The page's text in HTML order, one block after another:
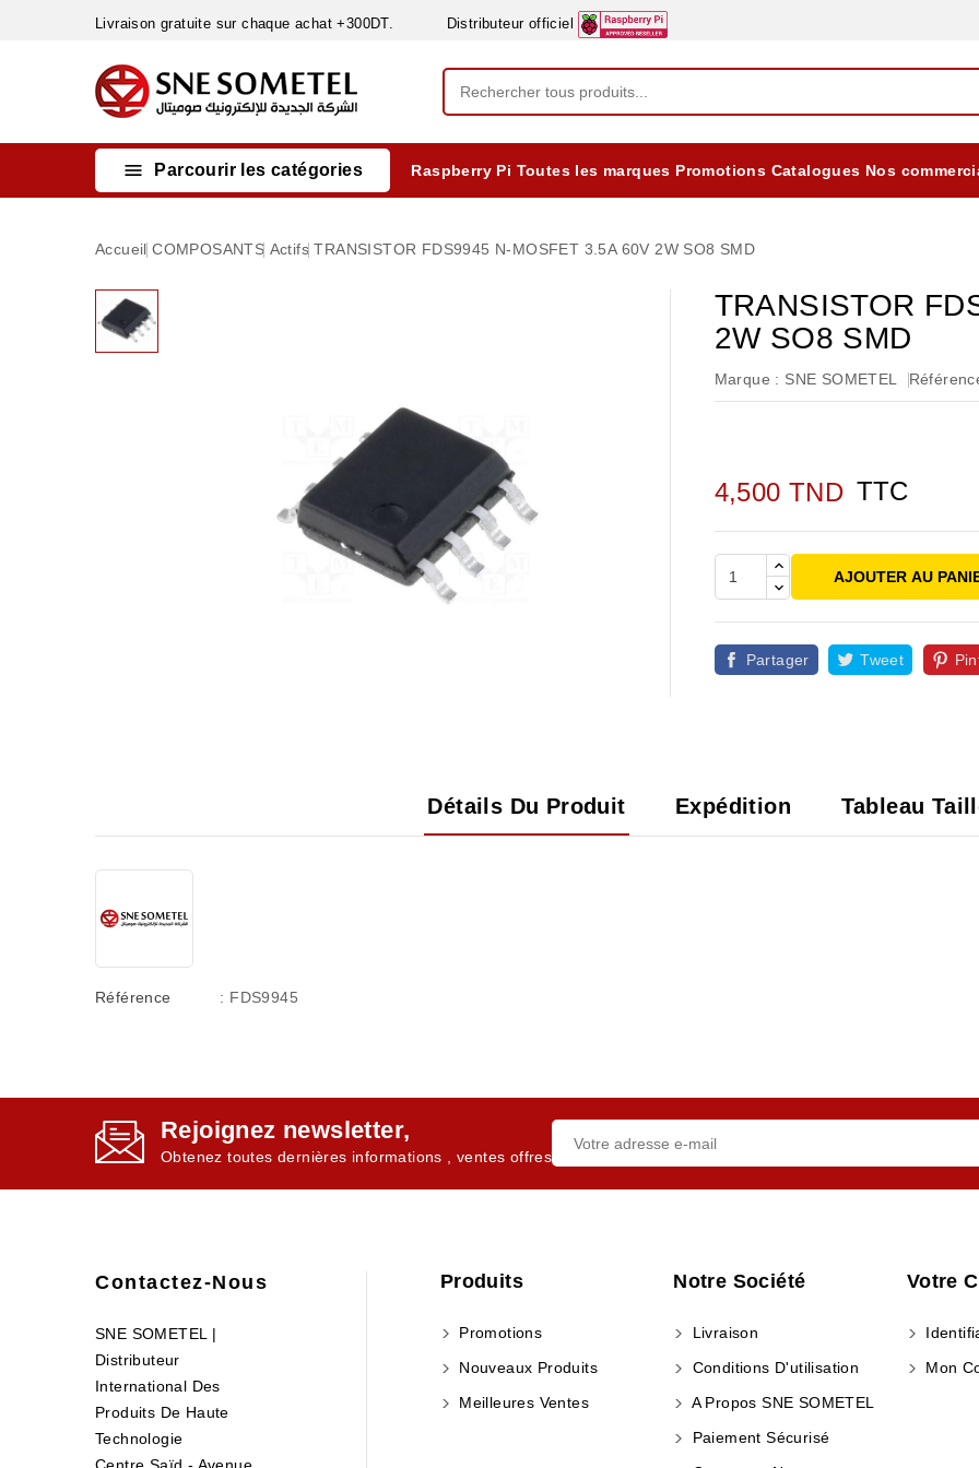
Livraison gratuite sur chaque achat +300DT. Distributeur officiel
 Parcourir les catégories Raspberry Pi Toutes les marques Promotions Catalogues Nos
Accueil COMPOSANTS Actifs TRANSISTOR FDS9945 N-MOSFET 3.5A 60V 2W SO8 SMD
TRANSISTOR
2W SO8 SMD
Marque : SNE SOMETEL
4,500 TND TTC
AJOUTER AU
Partager Tweet
Détails Du Produit Expédition Tableau
Référence : FDS9945
Rejoignez newsletter,
Obtenez toutes dernières informations , ventes offres
Contactez-Nous
SNE SOMETEL |
Distributeur
International Des
Produits De Haute
Technologie
Produits
Promotions
Nouveaux Produits
Meilleures Ventes
Notre Société
Livraison
Conditions D'utilisation
A Propos SNE SOMETEL
Paiement Sécurisé
Votre
Mon